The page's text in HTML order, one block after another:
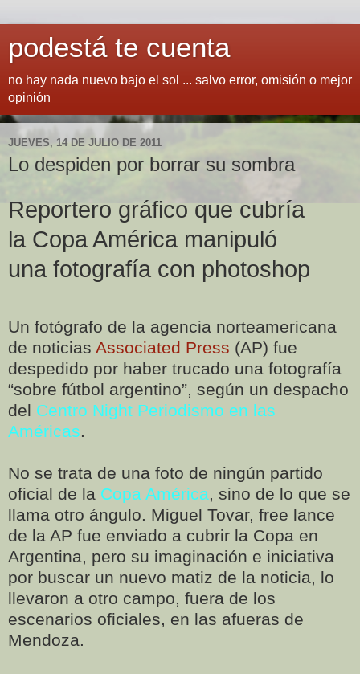
podestá te cuenta
no hay nada nuevo bajo el sol ... salvo error, omisión o mejor
opinión
JUEVES, 14 DE JULIO DE 2011
Lo despiden por borrar su sombra
Reportero gráfico que cubría
la Copa América manipuló
una fotografía con photoshop
Un fotógrafo de la agencia norteamericana
de noticias Associated Press (AP) fue
despedido por haber trucado una fotografía
“sobre fútbol argentino”, según un despacho
del Centro Night Periodismo en las
Américas.
No se trata de una foto de ningún partido
oficial de la Copa América, sino de lo que se
llama otro ángulo. Miguel Tovar, free lance
de la AP fue enviado a cubrir la Copa en
Argentina, pero su imaginación e iniciativa
por buscar un nuevo matiz de la noticia, lo
llevaron a otro campo, fuera de los
escenarios oficiales, en las afueras de
Mendoza.